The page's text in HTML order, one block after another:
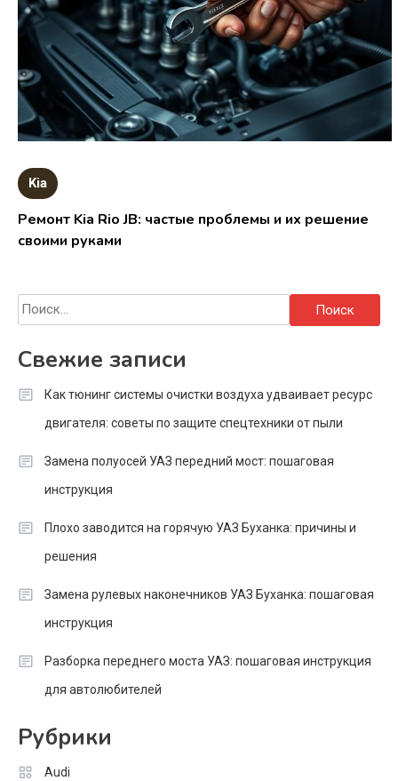
Kia
Ремонт Kia Rio JB: частые проблемы и их решение
своими руками
Найти:
Свежие записи
Как тюнинг системы очистки воздуха удваивает ресурс
двигателя: советы по защите спецтехники от пыли
Замена полуосей УАЗ передний мост: пошаговая
инструкция
Плохо заводится на горячую УАЗ Буханка: причины и
решения
Замена рулевых наконечников УАЗ Буханка: пошаговая
инструкция
Разборка переднего моста УАЗ: пошаговая инструкция
для автолюбителей
Рубрики
Audi